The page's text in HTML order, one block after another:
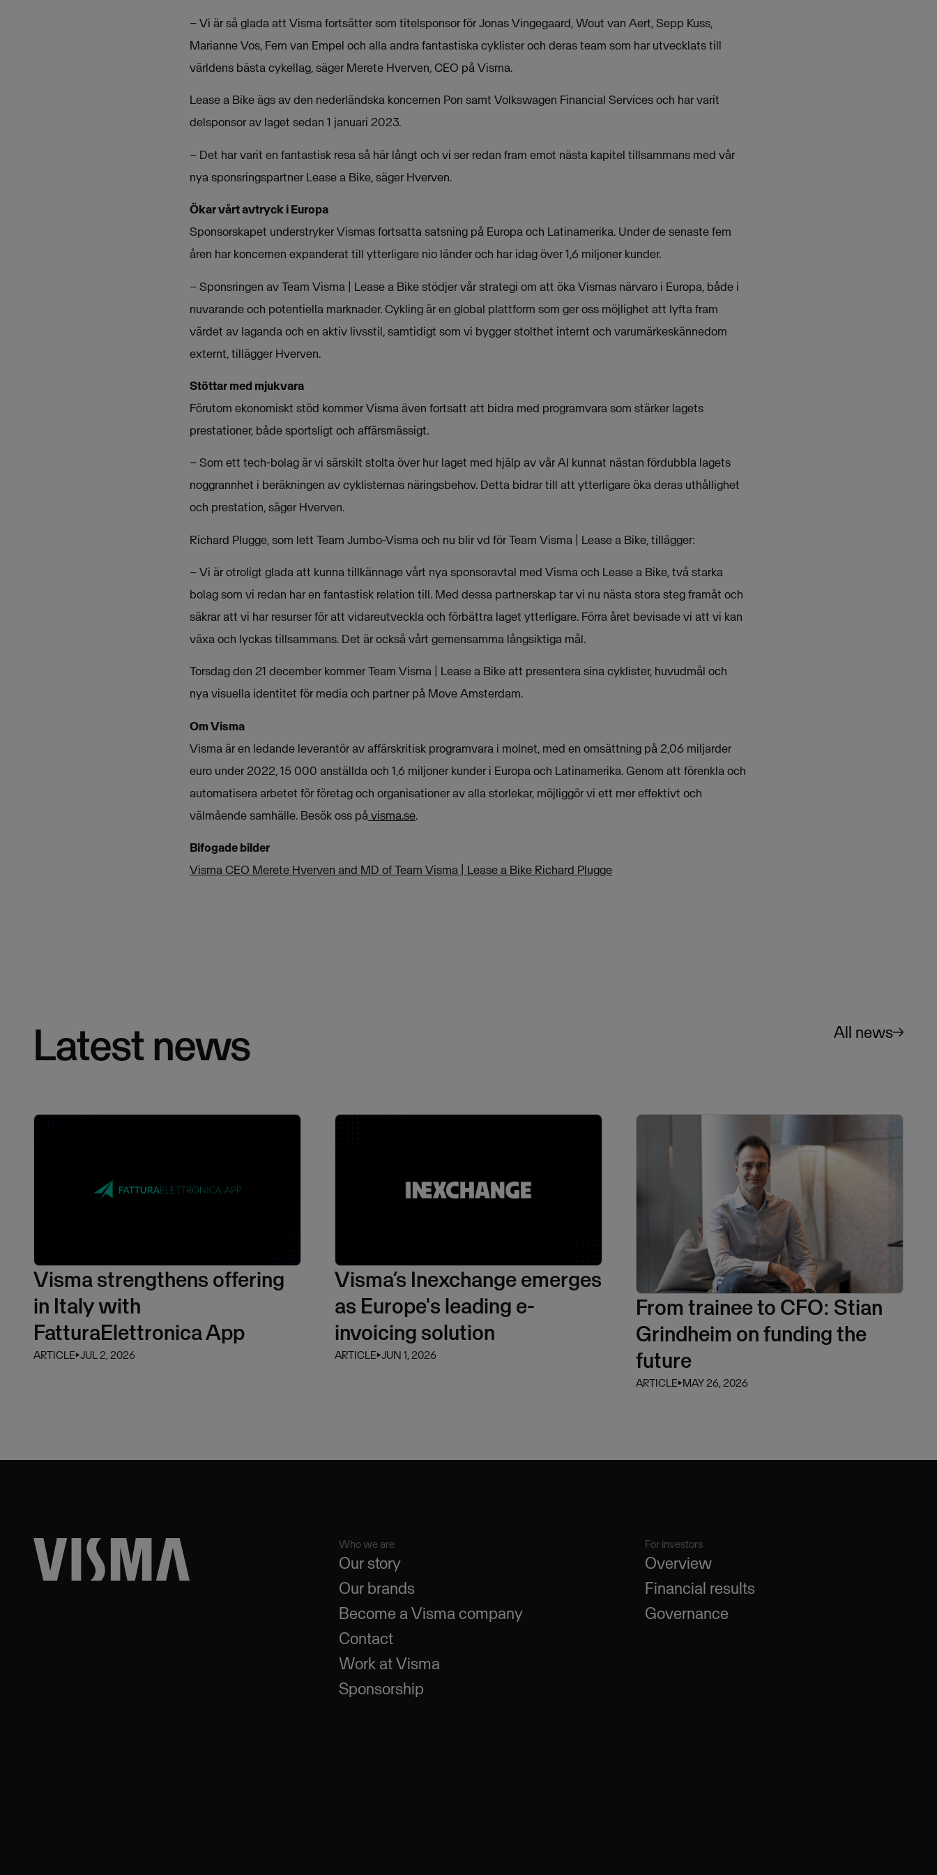
–Vi är så glada att Visma fortsätter som titelsponsor för Jonas Vingegaard, Wout van Aert, Sepp Kuss,
Marianne Vos, Fem van Empel och alla andra fantastiska cyklister och deras team som har utvecklats till
världens bästa cykellag, säger Merete Hverven, CEO på Visma.
Lease a Bike ägs av den nederländska koncernen Pon samt Volkswagen Financial Services och har varit
delsponsor av laget sedan 1 januari 2023.
– Det har varit en fantastisk resa så här långt och vi ser redan fram emot nästa kapitel tillsammans med vår
nya sponsringspartner Lease a Bike, säger Hverven.
Ökar vårt avtryck i Europa
Sponsorskapet understryker Vismas fortsatta satsning på Europa och Latinamerika. Under de senaste fem
åren har koncernen expanderat till ytterligare nio länder och har idag över 1,6 miljoner kunder.
–Sponsringen av Team Visma | Lease a Bike stödjer vår strategi om att öka Vismas närvaro i Europa, både i
nuvarande och potentiella marknader. Cykling är en global plattform som ger oss möjlighet att lyfta fram
värdet av laganda och en aktiv livsstil, samtidigt som vi bygger stolthet internt och varumärkeskännedom
externt, tillägger Hverven.
Stöttar med mjukvara
Förutom ekonomiskt stöd kommer Visma även fortsatt att bidra med programvara som stärker lagets
prestationer, både sportsligt och affärsmässigt.
–Som ett tech-bolag är vi särskilt stolta över hur laget med hjälp av vår AI kunnat nästan fördubbla lagets
noggrannhet i beräkningen av cyklisternas näringsbehov. Detta bidrar till att ytterligare öka deras uthållighet
och prestation, säger Hverven.
Richard Plugge, som lett Team Jumbo-Visma och nu blir vd för Team Visma | Lease a Bike, tillägger:
–Vi är otroligt glada att kunna tillkännage vårt nya sponsoravtal med Visma och Lease a Bike, två starka
bolag som vi redan har en fantastisk relation till. Med dessa partnerskap tar vi nu nästa stora steg framåt och
säkrar att vi har resurser för att vidareutveckla och förbättra laget ytterligare. Förra året bevisade vi att vi kan
växa och lyckas tillsammans. Det är också vårt gemensamma långsiktiga mål.
Torsdag den 21 december kommer Team Visma | Lease a Bike att presentera sina cyklister, huvudmål och
nya visuella identitet för media och partner på Move Amsterdam.
Om Visma
Visma är en ledande leverantör av affärskritisk programvara i molnet, med en omsättning på 2,06 miljarder
euro under 2022, 15 000 anställda och 1,6 miljoner kunder i Europa och Latinamerika. Genom att förenkla och
automatisera arbetet för företag och organisationer av alla storlekar, möjliggör vi ett mer effektivt och
välmående samhälle. Besök oss påvisma.se.
Bifogade bilder
Visma CEO Merete Hverven and MD of Team Visma | Lease a Bike Richard Plugge
Latest news All news
Visma strengthens offering
in Italy with
FatturaElettronica App
ARTICLE⏵JUL 2, 2026
Visma’s Inexchange emerges
as Europe's leading e-
invoicing solution
ARTICLE⏵JUN 1, 2026
From trainee to CFO: Stian
Grindheim on funding the
future
ARTICLE⏵MAY 26, 2026
Who we are
Our story
Our brands
Become a Visma company
Contact
Work at Visma
Sponsorship
For investors
Overview
Financial results
Governance